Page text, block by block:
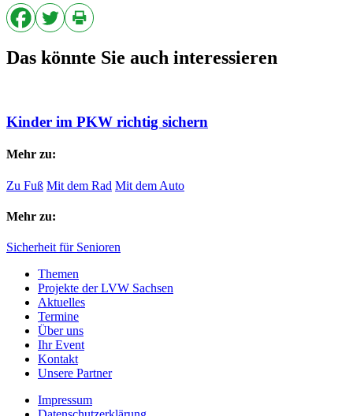
Das könnte Sie auch interessieren
Kinder im PKW richtig sichern
Mehr zu:
Zu Fuß Mit dem Rad Mit dem Auto
Mehr zu:
Sicherheit für Senioren
Themen
Projekte der LVW Sachsen
Aktuelles
Termine
Über uns
Ihr Event
Kontakt
Unsere Partner
Impressum